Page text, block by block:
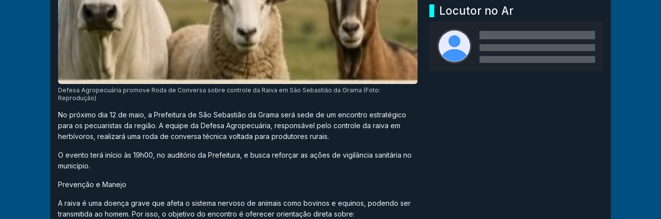
Defesa Agropecuária promove Roda de Conversa sobre controle da Raiva em São Sebastião da Grama (Foto:
Reprodução)
No próximo dia 12 de maio, a Prefeitura de São Sebastião da Grama será sede de um encontro estratégico
para os pecuaristas da região. A equipe da Defesa Agropecuária, responsável pelo controle da raiva em
herbívoros, realizará uma roda de conversa técnica voltada para produtores rurais.
O evento terá início às 19h00, no auditório da Prefeitura, e busca reforçar as ações de vigilância sanitária no
município.
Prevenção e Manejo
A raiva é uma doença grave que afeta o sistema nervoso de animais como bovinos e equinos, podendo ser
transmitida ao homem. Por isso, o objetivo do encontro é oferecer orientação direta sobre:
Locutor no Ar